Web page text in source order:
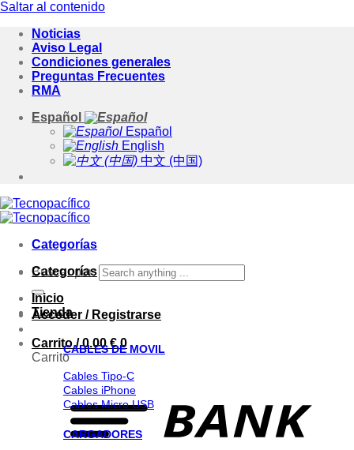
Saltar al contenido
Noticias
Aviso Legal
Condiciones generales
Preguntas Frecuentes
RMA
Español
Español
English
中文 (中国)
Categorías
Buscar por:
Acceder / Registrarse
Carrito /0.00€ 0
Carrito
Categorías
Inicio
Tienda
CABLES DE MOVIL
Cables Tipo-C
Cables iPhone
Cables Micro USB
CARGADORES